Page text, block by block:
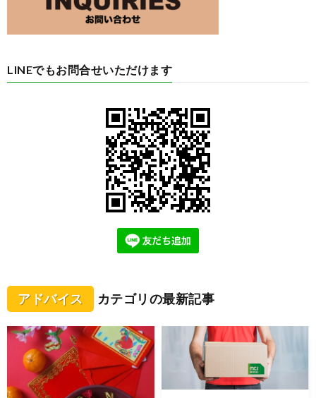
LINEでもお問合せいただけます
アドバイス カテゴリの最新記事